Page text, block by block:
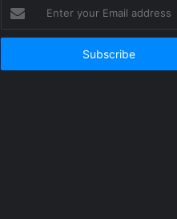
your
Email